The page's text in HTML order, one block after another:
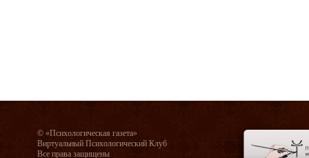
© «Психологическая газета»
Виртуальный Психологический Клуб
Все права защищены